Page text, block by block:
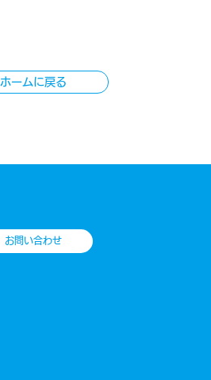
ホームに戻る
お問い合わせ